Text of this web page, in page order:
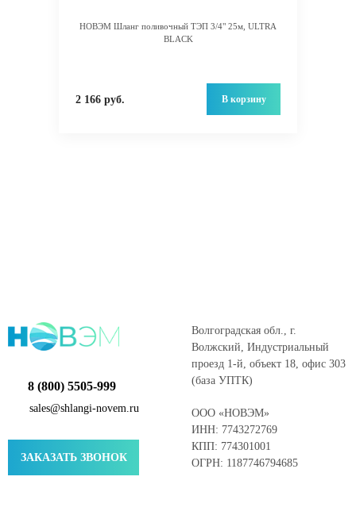
НОВЭМ Шланг поливочный ТЭП 3/4" 25м, ULTRA
BLACK
2 166 руб. В корзину
8 (800) 5505-999
sales@shlangi-novem.ru
ЗАКАЗАТЬ ЗВОНОК
Волгоградская обл., г.
Волжский, Индустриальный
проезд 1-й, объект 18, офис 303
(база УПТК)
ООО «НОВЭМ»
ИНН: 7743272769
КПП: 774301001
ОГРН: 1187746794685